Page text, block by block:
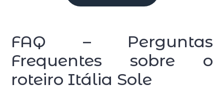
FAQ – Perguntas
Frequentes sobre o
roteiro Itália Sole